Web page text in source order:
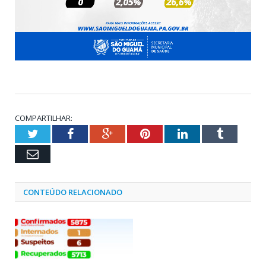
COMPARTILHAR:
TwitterFacebookGoogle+PinterestLinkedInTumblr
Email
CONTEÚDO RELACIONADO